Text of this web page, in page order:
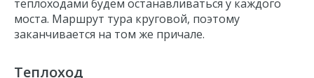
Летний сад
Крейсер Аврора
теплоходами будем останавливаться у каждого
моста. Маршрут тура круговой, поэтому
заканчивается на том же причале.
Теплоход